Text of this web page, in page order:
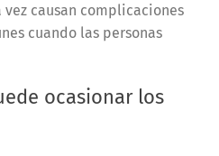
causan complicaciones
cuando las personas
ocasionar los